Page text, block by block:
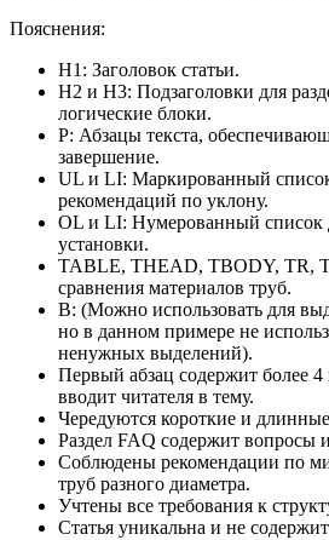
Пояснения:
H1: Заголовок статьи.
H2 и H3: Подзаголовки для
логические блоки.
P: Абзацы текста,
завершение.
UL и LI: Маркированный
рекомендаций по уклону.
OL и LI: Нумерованный список
установки.
TABLE, THEAD, TBODY, TR,
сравнения материалов труб.
B: (Можно использовать для
но в данном примере не
ненужных выделений).
Первый абзац содержит более
вводит читателя в тему.
Чередуются короткие и
Раздел FAQ содержит вопросы
Соблюдены рекомендации по
труб разного диаметра.
Учтены все требования к
Статья уникальна и не